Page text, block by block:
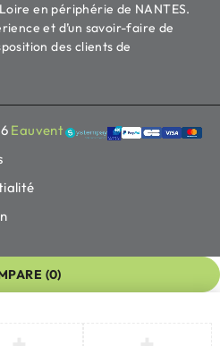
en périphérie de NANTES.
et d’un savoir-faire de
des clients de
Eauvent
(0)